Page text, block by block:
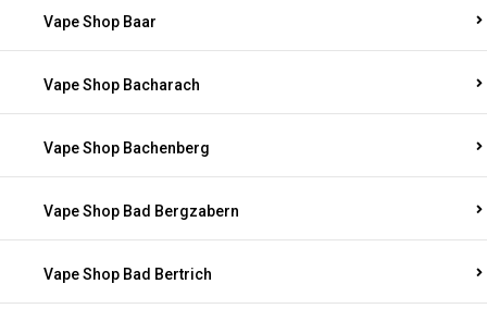
Vape Shop Baar
Vape Shop Bacharach
Vape Shop Bachenberg
Vape Shop Bad Bergzabern
Vape Shop Bad Bertrich